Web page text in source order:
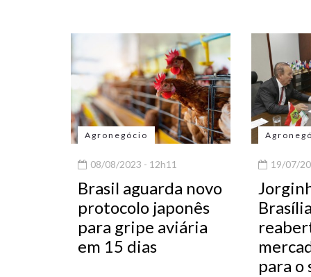
Agronegócio
08/08/2023 - 12h11
Brasil aguarda novo
protocolo japonês
para gripe aviária
em 15 dias
19/07/
para o